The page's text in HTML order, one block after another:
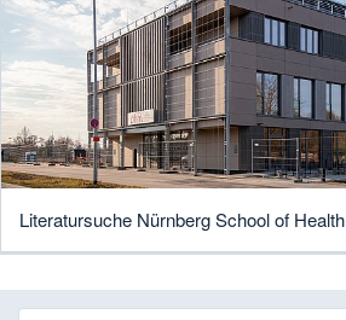
Literatursuche Nürnberg School of Health